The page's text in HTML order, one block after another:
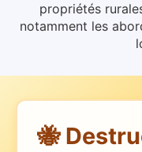
propriétés
notamment les
🐝